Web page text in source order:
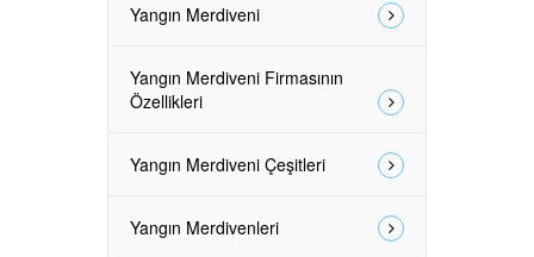
Yangın Merdiveni
Yangın Merdiveni Firmasının
Özellikleri
Yangın Merdiveni Çeşitleri
Yangın Merdivenleri